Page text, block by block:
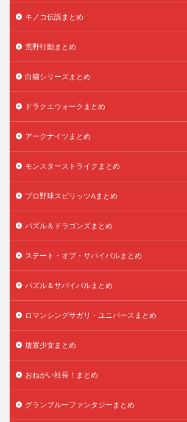
キノコ伝説まとめ
荒野行動まとめ
白猫シリーズまとめ
ドラクエウォークまとめ
アークナイツまとめ
モンスターストライクまとめ
プロ野球スピリッツAまとめ
パズル＆ドラゴンズまとめ
ステート・オブ・サバイバルまとめ
パズル＆サバイバルまとめ
ロマンシングサガリ・ユニバースまとめ
放置少女まとめ
おねがい社長！まとめ
グランブルーファンタジーまとめ